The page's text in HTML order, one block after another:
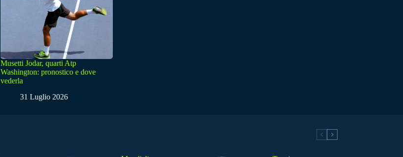
Musetti Jodar, quarti Atp
Washington: pronostico e dove
vederla
31 Luglio 2026